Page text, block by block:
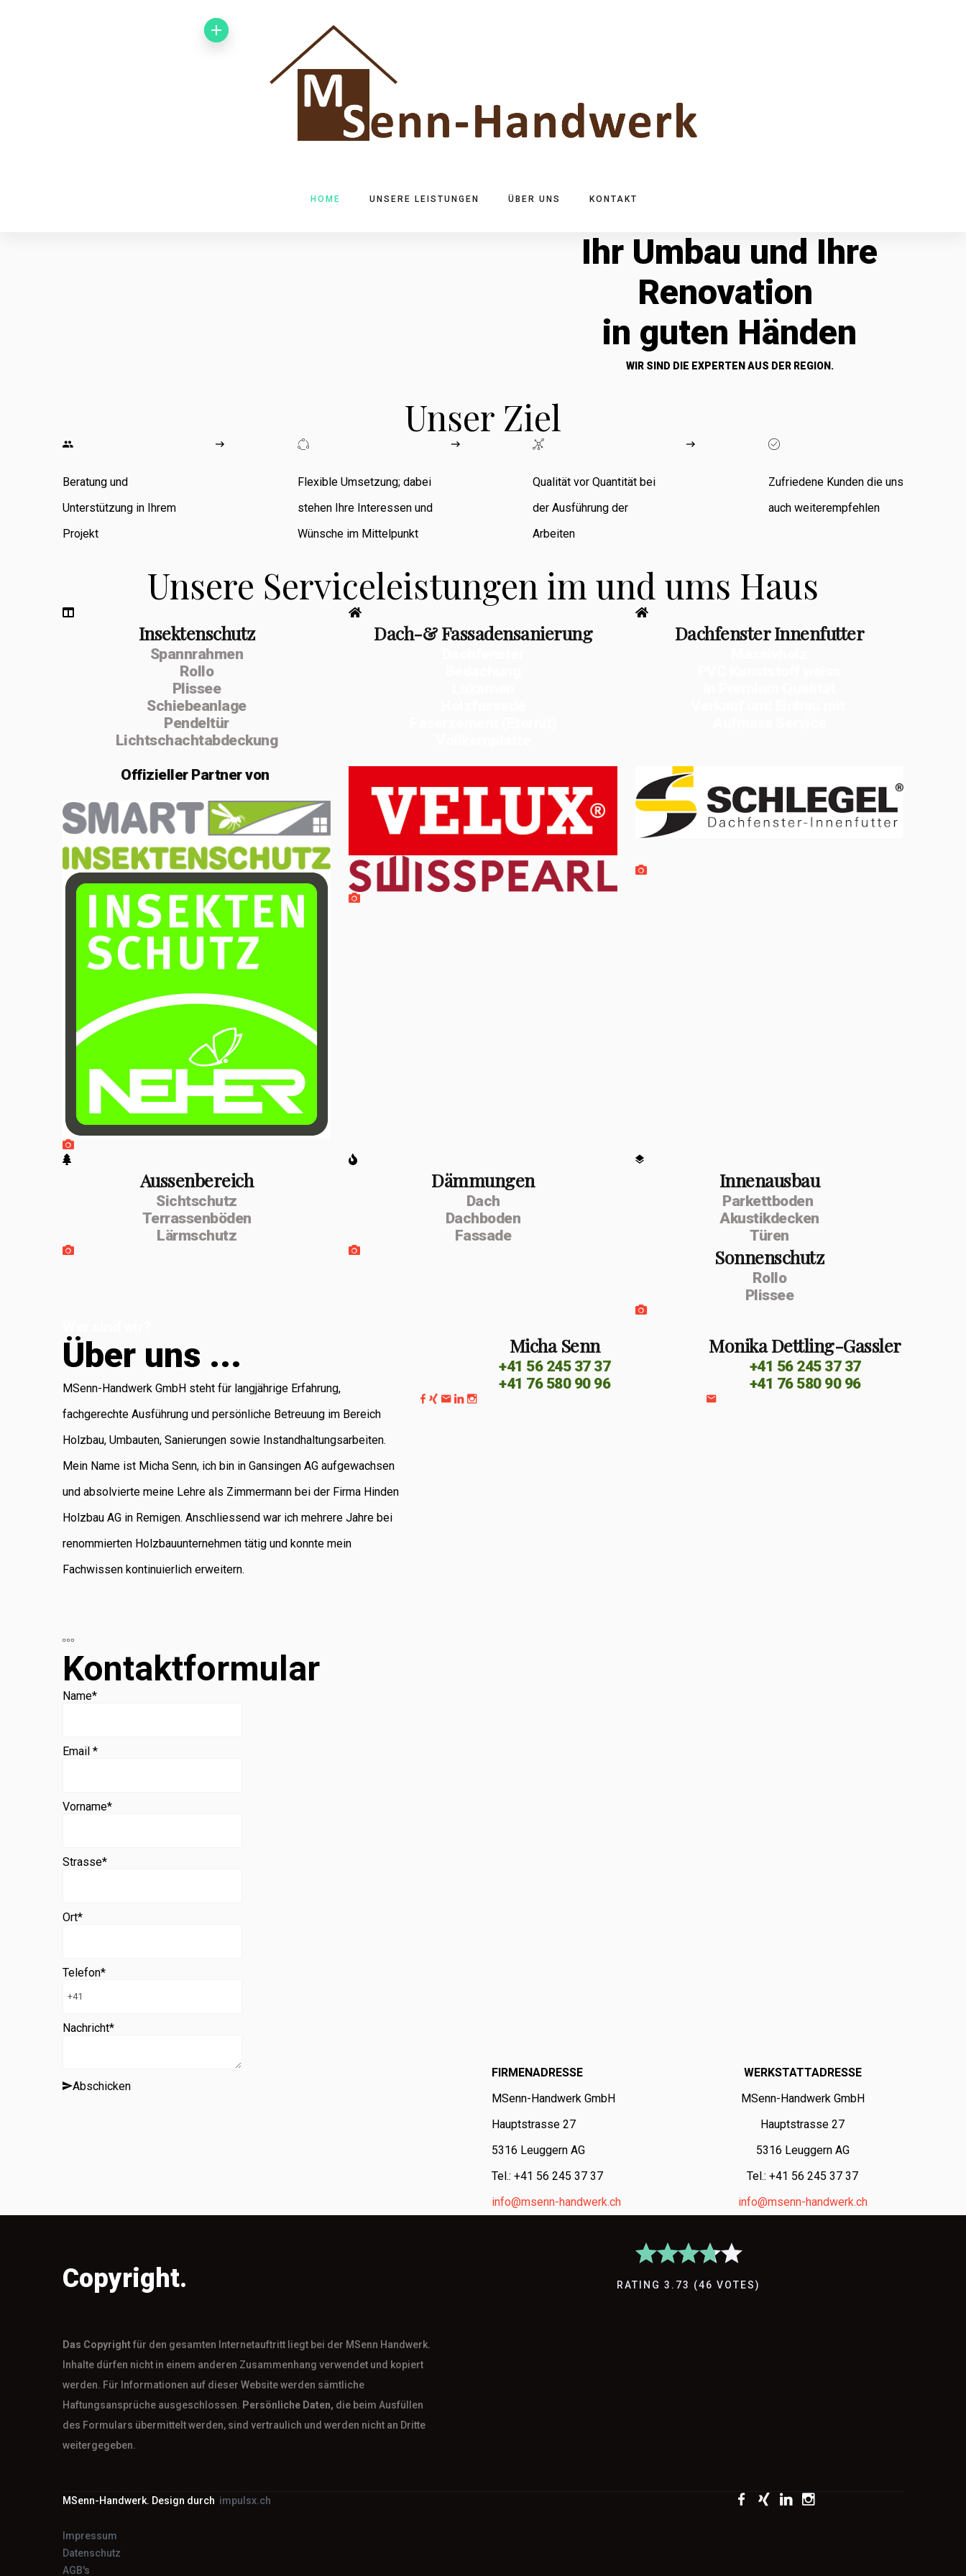
HOME UNSERE LEISTUNGEN ÜBER UNS KONTAKT
Ihr Umbau und Ihre
Renovation
in guten Händen
WIR SIND DIE EXPERTEN AUS DER REGION.
Unser Ziel
Beratung und
Unterstützung in Ihrem
Projekt
Flexible Umsetzung; dabei
stehen Ihre Interessen und
Wünsche im Mittelpunkt
Qualität vor Quantität bei
der Ausführung der
Arbeiten
Zufriedene Kunden die uns
auch weiterempfehlen
Unsere Serviceleistungen im und ums Haus
Insektenschutz
Spannrahmen
Rollo
Plissee
Schiebeanlage
Pendeltür
Lichtschachtabdeckung
OffiziellerPartner von
Dach-& Fassadensanierung Dachfenster Innenfutter
Aussenbereich
Sichtschutz
Terrassenböden
Lärmschutz
Dämmungen
Dach
Dachboden
Fassade
Innenausbau
Parkettboden
Akustikdecken
Türen
Sonnenschutz
Rollo
Plissee
Über uns ...
MSenn-Handwerk GmbH steht für langjährige Erfahrung,
fachgerechte Ausführung und persönliche Betreuung im Bereich
Holzbau, Umbauten, Sanierungen sowie Instandhaltungsarbeiten.
Mein Name ist Micha Senn, ich bin in Gansingen AG aufgewachsen
und absolvierte meine Lehre als Zimmermann bei der Firma Hinden
Holzbau AG in Remigen. Anschliessend war ich mehrere Jahre bei
renommierten Holzbauunternehmen tätig und konnte mein
Fachwissen kontinuierlich erweitern.
Zimmerarbeiten,
Umbauten,
Sanierungen
Im Februar 2020
gründete ich die
Einzelfirma
Februar 2026 die
Umwandlung zur
Handwerk GmbH.
Unterstützt
Monika Dettling-
und Buchhaltung
verantwortlich ist.
Als regional
verankertes
Unternehmen
grossen Wert auf
Zuverlässigkeit
Micha Senn
+41 56 245 37 37
+41 76 580 90 96
Monika Dettling-Gassler
+41 56 245 37 37
+41 76 580 90 96
Kontaktformular
Name*
Email *
Vorname*
Strasse*
Ort*
Telefon*
Nachricht*
Abschicken
FIRMENADRESSE
MSenn-Handwerk GmbH
Hauptstrasse 27
5316 Leuggern AG
Tel.: +41 56 245 37 37
info@msenn-handwerk.ch
WERKSTATTADRESSE
MSenn-Handwerk GmbH
Hauptstrasse 27
5316 Leuggern AG
Tel.: +41 56 245 37 37
info@msenn-handwerk.ch
Copyright.
Das Copyrightfür den gesamten Internetauftritt liegt bei der MSenn Handwerk.
Inhalte dürfen nicht in einem anderen Zusammenhang verwendet und kopiert
werden. Für Informationen auf dieser Website werden sämtliche
Haftungsansprüche ausgeschlossen. Persönliche Daten, die beim Ausfüllen
des Formulars übermittelt werden, sind vertraulich und werden nicht an Dritte
weitergegeben.
RATING3.73 (46 VOTES)
MSenn-Handwerk. Design durch impulsx.ch
Impressum
Datenschutz
AGB's